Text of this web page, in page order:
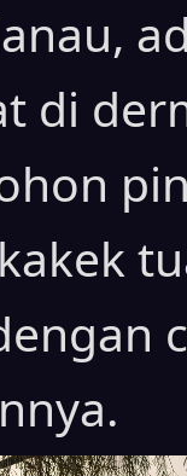
di